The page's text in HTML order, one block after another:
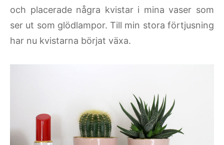
och placerade några kvistar i mina vaser som
ser ut som glödlampor. Till min stora förtjusning
har nu kvistarna börjat växa.